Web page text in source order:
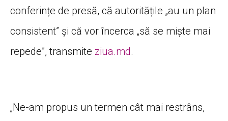
conferințe de presă, că autoritățile „au un plan
consistent” și că vor încerca „să se miște mai
repede”, transmite ziua.md.
„Ne-am propus un termen cât mai restrâns,